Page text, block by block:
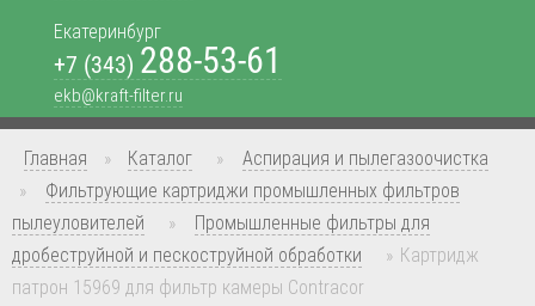
Екатеринбург
+7 (343) 288-53-61
ekb@kraft-filter.ru
Главная » Каталог »
Аспирация и пылегазоочистка
»
Фильтрующие картриджи промышленных фильтров
пылеуловителей
»
Промышленные фильтры для
дробеструйной и пескоструйной обработки
» Картридж
патрон 15969 для фильтр камеры Contracor